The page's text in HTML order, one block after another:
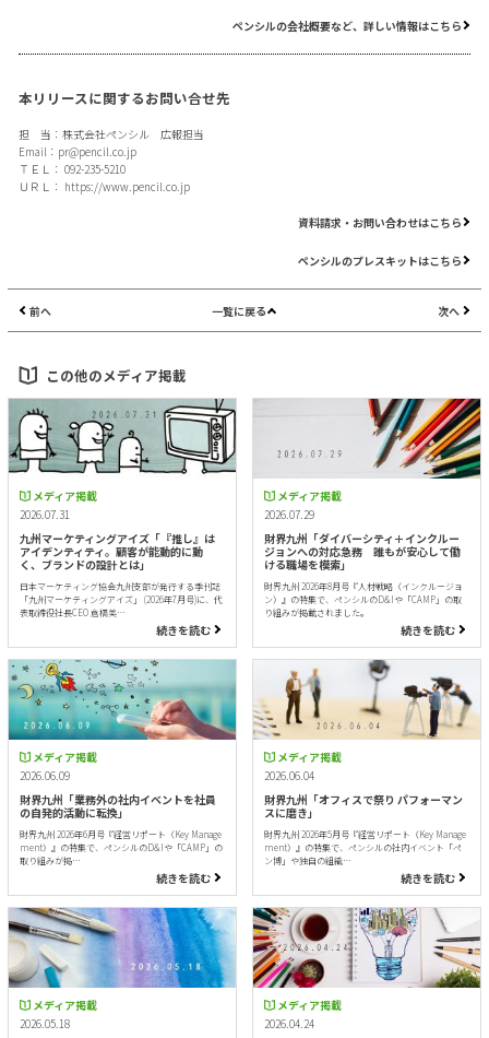
ペンシルの会社概要など、詳しい情報はこちら
本リリースに関するお問い合せ先
担 当：株式会社ペンシル 広報担当
Email： pr@pencil.co.jp
ＴＥＬ： 092-235-5210
ＵＲＬ： https://www.pencil.co.jp
資料請求・お問い合わせはこちら
ペンシルのプレスキットはこちら
前へ 一覧に戻る 次へ
この他のメディア掲載
メディア掲載
2026.07.31
九州マーケティングアイズ「『推し』は
アイデンティティ。顧客が能動的に動
く、ブランドの設計とは」
日本マーケティング協会九州支部が発行する季刊誌
「九州マーケティングアイズ」 (2026年7月号)に、代
表取締役社長CEO 倉橋美…
続きを読む
メディア掲載
2026.07.29
財界九州「ダイバーシティ＋インクルー
ジョンへの対応急務 誰もが安心して働
ける職場を模索」
財界九州 2026年8月号『人材戦略（インクルージョ
ン）』の特集で、ペンシルのD&Iや「CAMP」の取
り組みが掲載されました。
続きを読む
メディア掲載
2026.06.09
財界九州「業務外の社内イベントを社員
の自発的活動に転換」
財界九州 2026年6月号『経営リポート（Key Manage
ment）』の特集で、ペンシルのD&Iや「CAMP」の
取り組みが掲…
続きを読む
メディア掲載
2026.06.04
財界九州「オフィスで祭り パフォーマン
スに磨き」
財界九州 2026年5月号『経営リポート（Key Manage
ment）』の特集で、ペンシルの社内イベント「ペ
ン博」や独自の組織…
続きを読む
メディア掲載
2026.05.18
メディア掲載
2026.04.24